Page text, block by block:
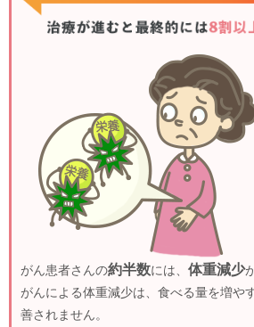
がん患者さんの約半数には、 体重減少
がんによる体重減少は、食べる量を増や
善されません。